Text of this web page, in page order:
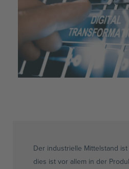
Der industrielle Mittelstand
dies ist vor allem in der